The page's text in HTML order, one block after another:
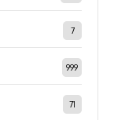
7
999
71